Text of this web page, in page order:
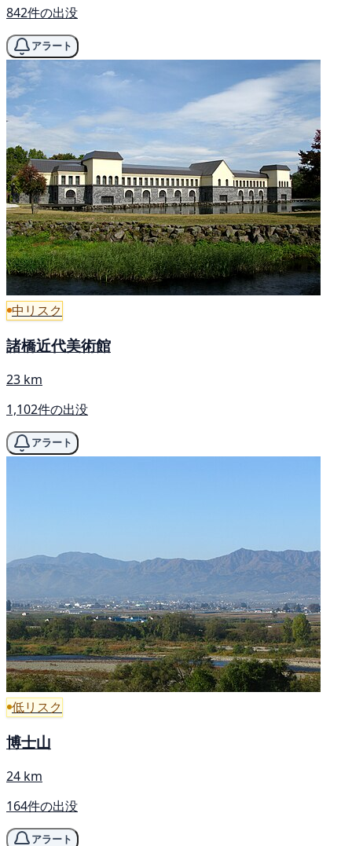
842件の出没
アラート
中リスク
諸橋近代美術館
23 km
1,102件の出没
アラート
低リスク
博士山
24 km
164件の出没
アラート